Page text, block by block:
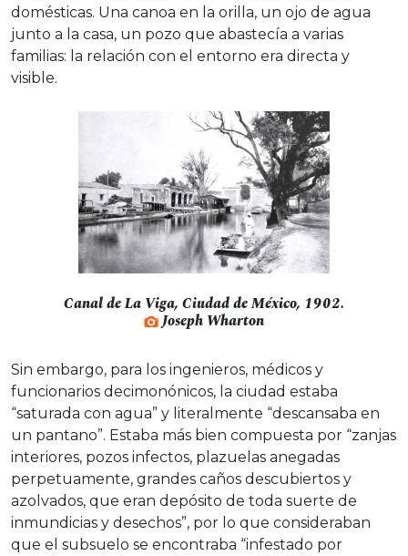
domésticas. Una canoa en la orilla, un ojo de agua
junto a la casa, un pozo que abastecía a varias
familias: la relación con el entorno era directa y
visible.
Canal de La Viga, Ciudad de México, 1902.
Joseph Wharton
Sin embargo, para los ingenieros, médicos y
funcionarios decimonónicos, la ciudad estaba
“saturada con agua” y literalmente “descansaba en
un pantano”. Estaba más bien compuesta por “zanjas
interiores, pozos infectos, plazuelas anegadas
perpetuamente, grandes caños descubiertos y
azolvados, que eran depósito de toda suerte de
inmundicias y desechos”, por lo que consideraban
que el subsuelo se encontraba “infestado por